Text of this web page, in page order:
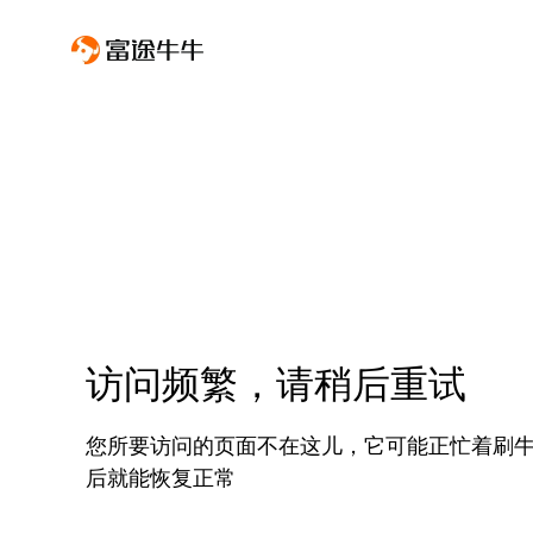
访问频繁，请稍后重试
您所要访问的页面不在这儿，它可能正忙着刷
后就能恢复正常